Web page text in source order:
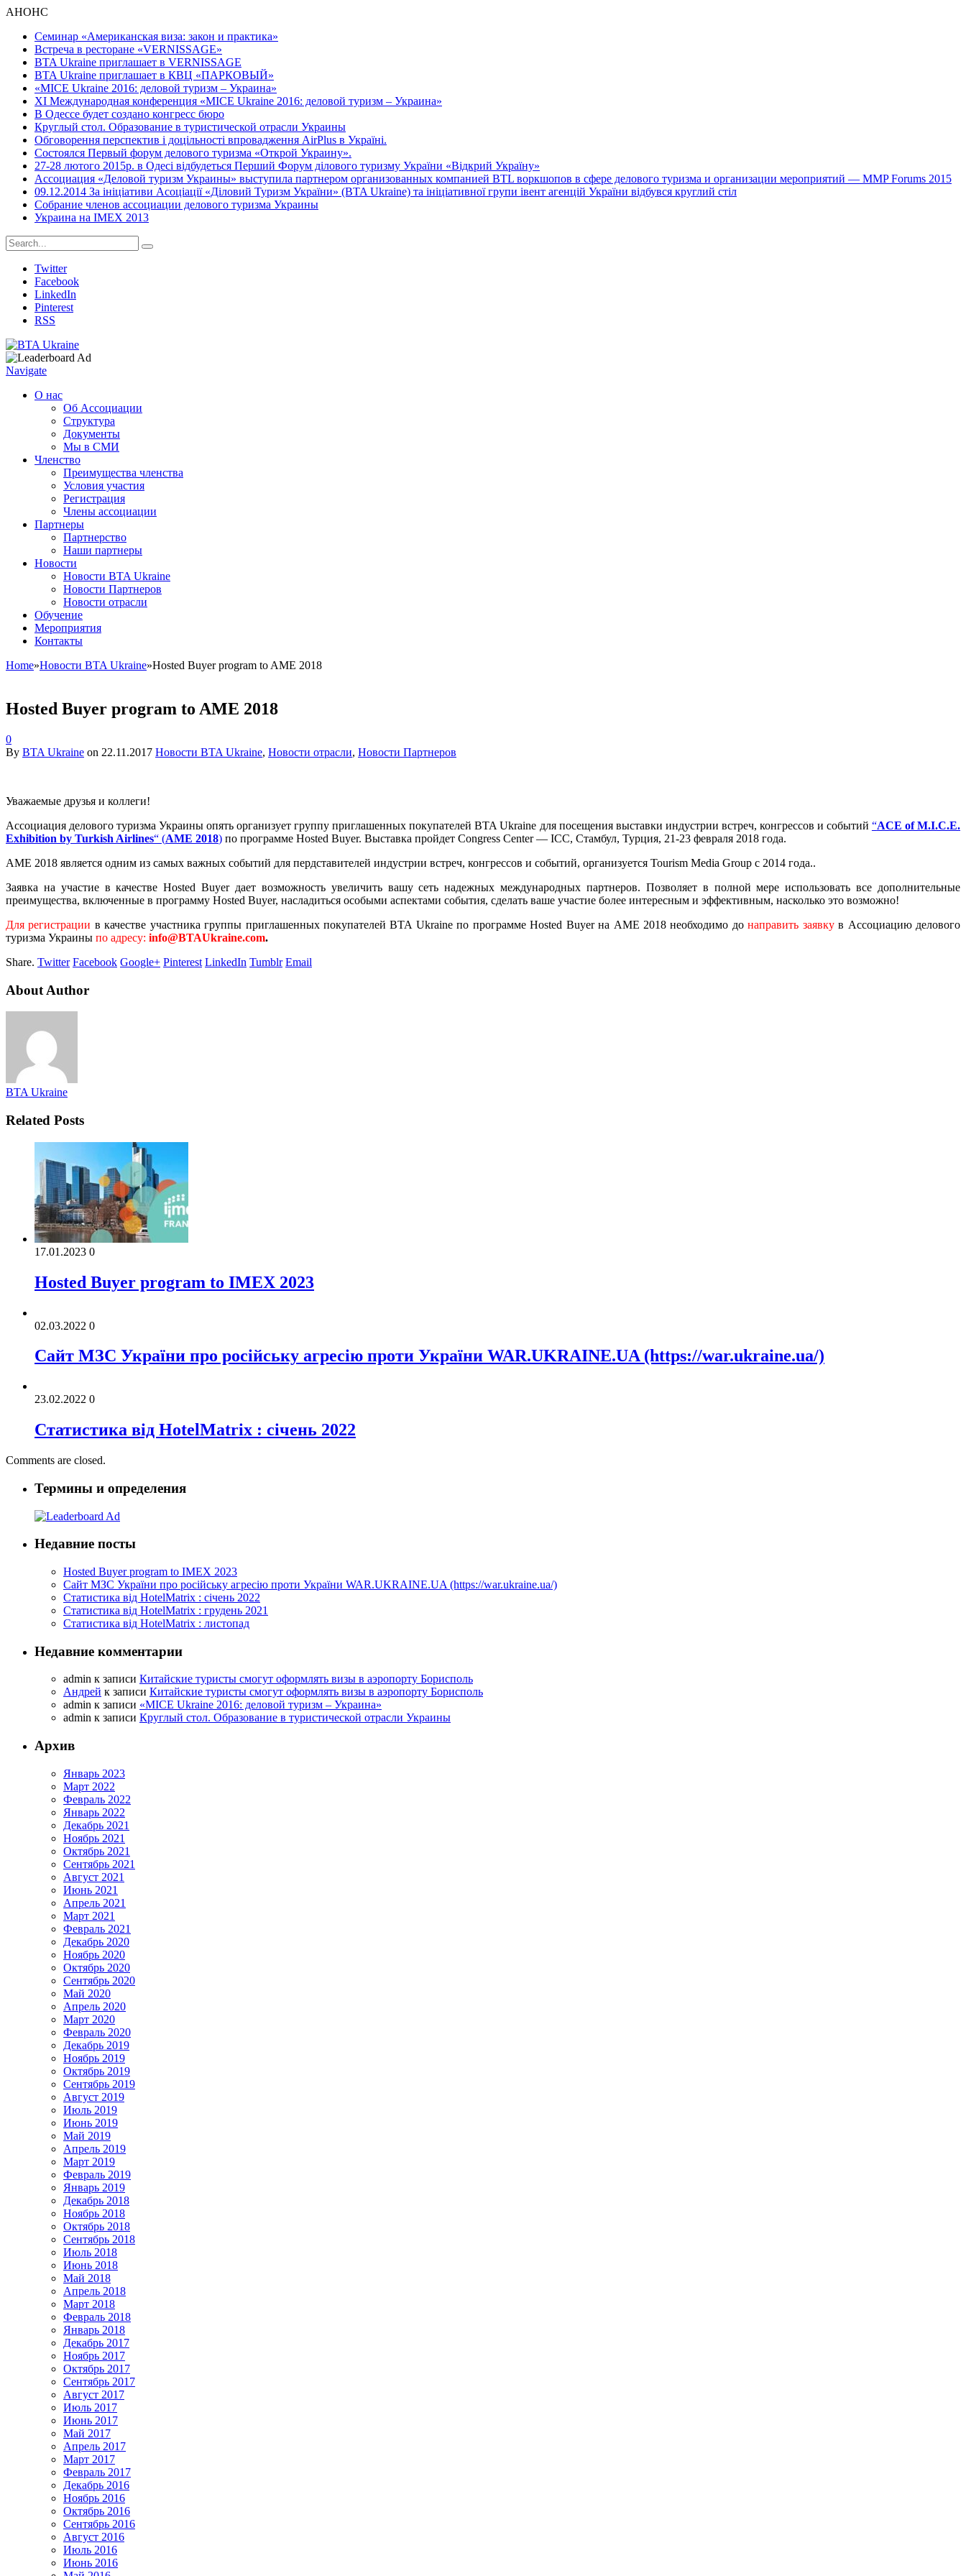
АНОНС
Семинар «Американская виза: закон и практика»
Встреча в ресторане «VERNISSAGE»
BTA Ukraine приглашает в VERNISSAGE
BTA Ukraine приглашает в КВЦ «ПАРКОВЫЙ»
«MICE Ukraine 2016: деловой туризм – Украина»
ХI Международная конференция «MICE Ukraine 2016: деловой туризм – Украина»
В Одессе будет создано конгресс бюро
Круглый стол. Образование в туристической отрасли Украины
Обговорення перспектив і доцільності впровадження AirPlus в Україні.
Состоялся Первый форум делового туризма «Открой Украину».
27-28 лютого 2015р. в Одесі відбудеться Перший Форум ділового туризму України «Відкрий Україну»
Ассоциация «Деловой туризм Украины» выступила партнером организованных компанией BTL воркшопов в сфере делового туризма и организации мероприятий — MMP Forums 2015
09.12.2014 За ініціативи Асоціації «Діловий Туризм України» (BTA Ukraine) та ініціативної групи івент агенцій України відбувся круглий стіл
Собрание членов ассоциации делового туризма Украины
Украина на IMEX 2013
Twitter
Facebook
LinkedIn
Pinterest
RSS
Navigate
О нас
Об Ассоциации
Структура
Документы
Мы в СМИ
Членство
Преимущества членства
Условия участия
Регистрация
Члены ассоциации
Партнеры
Партнерство
Наши партнеры
Новости
Новости BTA Ukraine
Новости Партнеров
Новости отрасли
Обучение
Мероприятия
Контакты
Home»Новости BTA Ukraine»Hosted Buyer program to AME 2018
Hosted Buyer program to AME 2018
0
By BTA Ukraine on 22.11.2017 Новости BTA Ukraine, Новости отрасли, Новости Партнеров
Уважаемые друзья и коллеги!
Ассоциация делового туризма Украины опять организует группу приглашенных покупателей BTA Ukraine для посещения выставки индустрии встреч, конгрессов и событий “ACE of M.I.C.E.
Exhibition by Turkish Airlines“ (AME 2018) по программе Hosted Buyer. Выставка пройдет Congress Center — ICC, Стамбул, Турция, 21-23 февраля 2018 года.
AME 2018 является одним из самых важных событий для пердставителей индустрии встреч, конгрессов и событий, организуется Tourism Media Group с 2014 года..
Заявка на участие в качестве Hosted Buyer дает возможность увеличить вашу сеть надежных международных партнеров. Позволяет в полной мере использовать все дополнительные
преимущества, включенные в программу Hosted Buyer, насладиться особыми аспектами события, сделать ваше участие более интересным и эффективным, насколько это возможно!
Для регистрации в качестве участника группы приглашенных покупателей BTA Ukraine по программе Hosted Buyer на AME 2018 необходимо донаправить заявкув Ассоциацию делового
туризма Украины по адресу: info@BTAUkraine.com.
Share. Twitter Facebook Google+ Pinterest LinkedIn Tumblr Email
About Author
BTA Ukraine
Related Posts
17.01.2023 0
Hosted Buyer program to IMEX 2023
02.03.2022 0
Cайт МЗС України про російську агресію проти України WAR.UKRAINE.UA (https://war.ukraine.ua/)
23.02.2022 0
Статистика від HotelMatrix : січень 2022
Comments are closed.
Термины и определения
Недавние посты
Hosted Buyer program to IMEX 2023
Cайт МЗС України про російську агресію проти України WAR.UKRAINE.UA (https://war.ukraine.ua/)
Статистика від HotelMatrix : січень 2022
Статистика від HotelMatrix : грудень 2021
Статистика від HotelMatrix : листопад
Недавние комментарии
admin к записи Китайские туристы смогут оформлять визы в аэропорту Борисполь
Андрей к записи Китайские туристы смогут оформлять визы в аэропорту Борисполь
admin к записи «MICE Ukraine 2016: деловой туризм – Украина»
admin к записи Круглый стол. Образование в туристической отрасли Украины
Архив
Январь 2023
Март 2022
Февраль 2022
Январь 2022
Декабрь 2021
Ноябрь 2021
Октябрь 2021
Сентябрь 2021
Август 2021
Июнь 2021
Апрель 2021
Март 2021
Февраль 2021
Декабрь 2020
Ноябрь 2020
Октябрь 2020
Сентябрь 2020
Май 2020
Апрель 2020
Март 2020
Февраль 2020
Декабрь 2019
Ноябрь 2019
Октябрь 2019
Сентябрь 2019
Август 2019
Июль 2019
Июнь 2019
Май 2019
Апрель 2019
Март 2019
Февраль 2019
Январь 2019
Декабрь 2018
Ноябрь 2018
Октябрь 2018
Сентябрь 2018
Июль 2018
Июнь 2018
Май 2018
Апрель 2018
Март 2018
Февраль 2018
Январь 2018
Декабрь 2017
Ноябрь 2017
Октябрь 2017
Сентябрь 2017
Август 2017
Июль 2017
Июнь 2017
Май 2017
Апрель 2017
Март 2017
Февраль 2017
Декабрь 2016
Ноябрь 2016
Октябрь 2016
Сентябрь 2016
Август 2016
Июль 2016
Июнь 2016